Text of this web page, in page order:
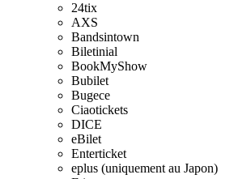
24tix
AXS
Bandsintown
Biletinial
BookMyShow
Bubilet
Bugece
Ciaotickets
DICE
eBilet
Enterticket
eplus (uniquement au Japon)